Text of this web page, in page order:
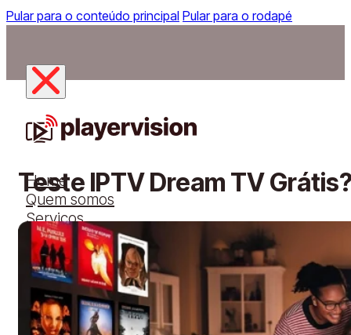
Pular para o conteúdo principal Pular para o rodapé
Home
Quem somos
Serviços
Aplicativo
Dispositivos
Planos
Solicitar teste grátis
Teste IPTV Dream TV